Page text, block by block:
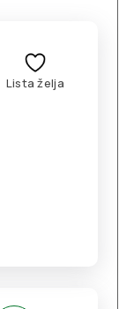
Lista želja